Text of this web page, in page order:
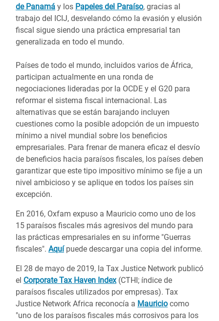
de Panamá y los Papeles del Paraíso, gracias al
trabajo del ICIJ, desvelando cómo la evasión y elusión
fiscal sigue siendo una práctica empresarial tan
generalizada en todo el mundo.
Países de todo el mundo, incluidos varios de África,
participan actualmente en una ronda de
negociaciones lideradas por la OCDE y el G20 para
reformar el sistema fiscal internacional. Las
alternativas que se están barajando incluyen
cuestiones como la posible adopción de un impuesto
mínimo a nivel mundial sobre los beneficios
empresariales. Para frenar de manera eficaz el desvío
de beneficios hacia paraísos fiscales, los países deben
garantizar que este tipo impositivo mínimo se fije a un
nivel ambicioso y se aplique en todos los países sin
excepción.
En 2016, Oxfam expuso a Mauricio como uno de los
15 paraísos fiscales más agresivos del mundo para
las prácticas empresariales en su informe "Guerras
fiscales". Aquípuede descargar una copia del informe.
El 28 de mayo de 2019, la Tax Justice Network publicó
el Corporate Tax Haven Index(CTHI; índice de
paraísos fiscales utilizados por empresas). Tax
Justice Network Africa reconocía a Mauricio como
"uno de los paraísos fiscales más corrosivos para los